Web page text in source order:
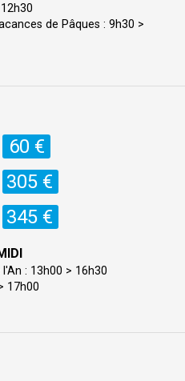
de Pâques : 9h30 >
60 €
305 €
345 €
: 13h00 > 16h30
17h00